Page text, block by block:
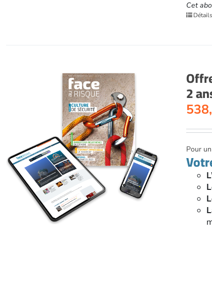
Cet
Détails
2
Pour